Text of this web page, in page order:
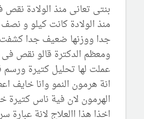
بنتى تعانى منذ الولادة نقص
منذ الولادة كانت كيلو و نصف
جدا ووزنها ضعيف جدا كشفت
ومعظم الدكترة قالو نقص فى
عملت لها تحليل كتيرة
انة هرمون النمو وانا خايف
الهرمون لان فية ناس كتيرة
اخذا هذا االعلاج لانة عبارة